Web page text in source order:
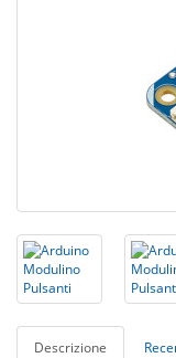
Descrizione